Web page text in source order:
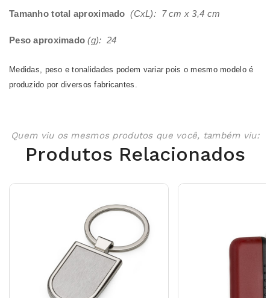
Tamanho total aproximado (CxL): 7 cm x 3,4 cm
Peso aproximado (g): 24
Medidas, peso e tonalidades podem variar pois o mesmo modelo é
produzido por diversos fabricantes.
Quem viu os mesmos produtos que você, também viu:
Produtos Relacionados